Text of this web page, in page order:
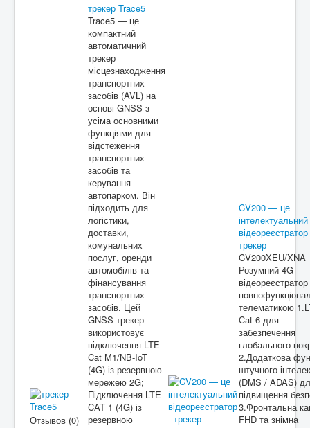
Отзывов (0)
трекер Trace5
Trace5 — це
компактний
автоматичний
трекер
місцезнаходження
транспортних
засобів (AVL) на
основі GNSS з
усіма основними
функціями для
відстеження
транспортних
засобів та
керування
автопарком. Він
підходить для
логістики,
доставки,
комунальних
послуг, оренди
автомобілів та
фінансування
транспортних
засобів. Цей
GNSS-трекер
використовує
підключення LTE
Cat M1/NB-IoT
(4G) із резервною
мережею 2G;
Підключення LTE
CAT 1 (4G) із
резервною
CV200 — це
інтелектуальний
трекер
CV200XEU/XNA
Розумний 4G
телематикою
Cat 6 для
забезпечення
глобального
2.Додаткова
штучного
(DMS / ADAS)
підвищення
3.Фронтальна
FHD та знімна